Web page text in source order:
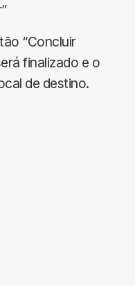
“Concluir
finalizado e o
de destino.